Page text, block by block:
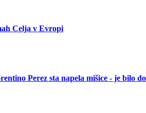
Celja v Evropi
Perez sta napela mišice - je bilo